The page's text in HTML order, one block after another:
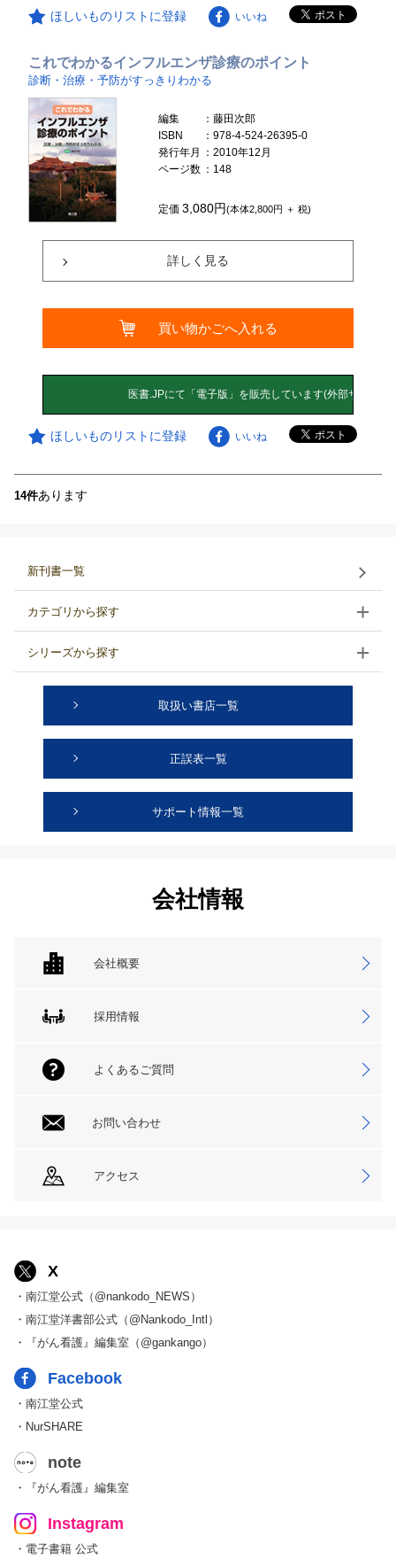
ほしいものリストに登録 いいね
これでわかるインフルエンザ診療のポイント
診断・治療・予防がすっきりわかる
編集
：藤田次郎
ISBN
：978-4-524-26395-0
発行年月
：2010年12月
ページ数 ：148
定価3,080円(本体2,800円 ＋ 税)
詳しく見る
買い物かごへ入れる
ほしいものリストに登録 いいね
14件あります
新刊書一覧
カテゴリから探す
シリーズから探す
取扱い書店一覧
正誤表一覧
サポート情報一覧
会社情報
会社概要
採用情報
よくあるご質問
お問い合わせ
アクセス
X
・南江堂公式（@nankodo_NEWS）
・南江堂洋書部公式（@Nankodo_Intl）
・『がん看護』編集室（@gankango）
Facebook
・南江堂公式
・NurSHARE
note
・『がん看護』編集室
Instagram
・電子書籍 公式